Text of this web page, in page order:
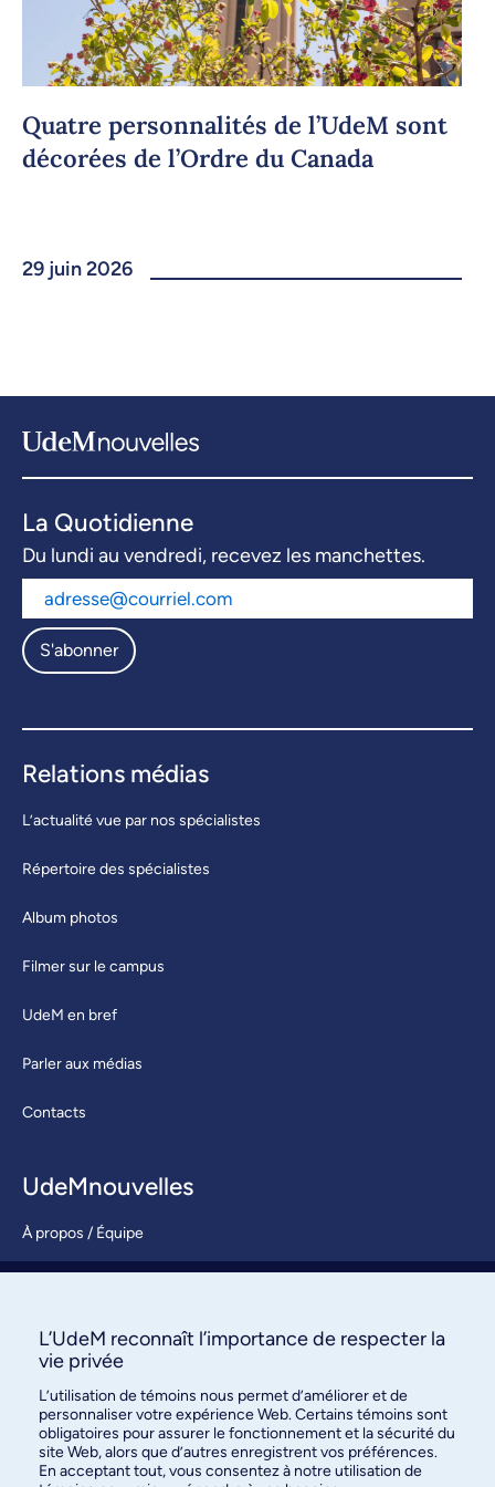
Quatre personnalités de l’UdeM sont
décorées de l’Ordre du Canada
29 juin 2026
La Quotidienne
Du lundi au vendredi, recevez les manchettes.
S'abonner
Relations médias
L’actualité vue par nos spécialistes
Répertoire des spécialistes
Album photos
Filmer sur le campus
UdeM en bref
Parler aux médias
Contacts
UdeMnouvelles
À propos / Équipe
S’abonner
L’UdeM reconnaît l’importance de respecter la
vie privée
L’utilisation de témoins nous permet d’améliorer et de
personnaliser votre expérience Web. Certains témoins sont
obligatoires pour assurer le fonctionnement et la sécurité du
site Web, alors que d’autres enregistrent vos préférences.
En acceptant tout, vous consentez à notre utilisation de